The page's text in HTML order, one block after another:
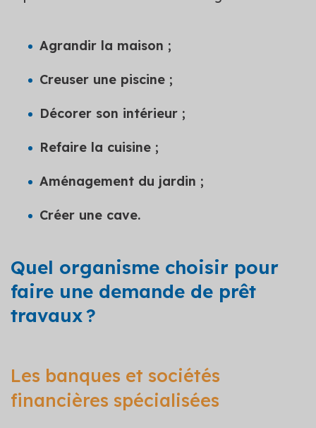
Agrandir la maison ;
Creuser une piscine ;
Décorer son intérieur ;
Refaire la cuisine ;
Aménagement du jardin ;
Créer une cave.
Quel organisme choisir pour
faire une demande de prêt
travaux ?
Les banques et sociétés
financières spécialisées